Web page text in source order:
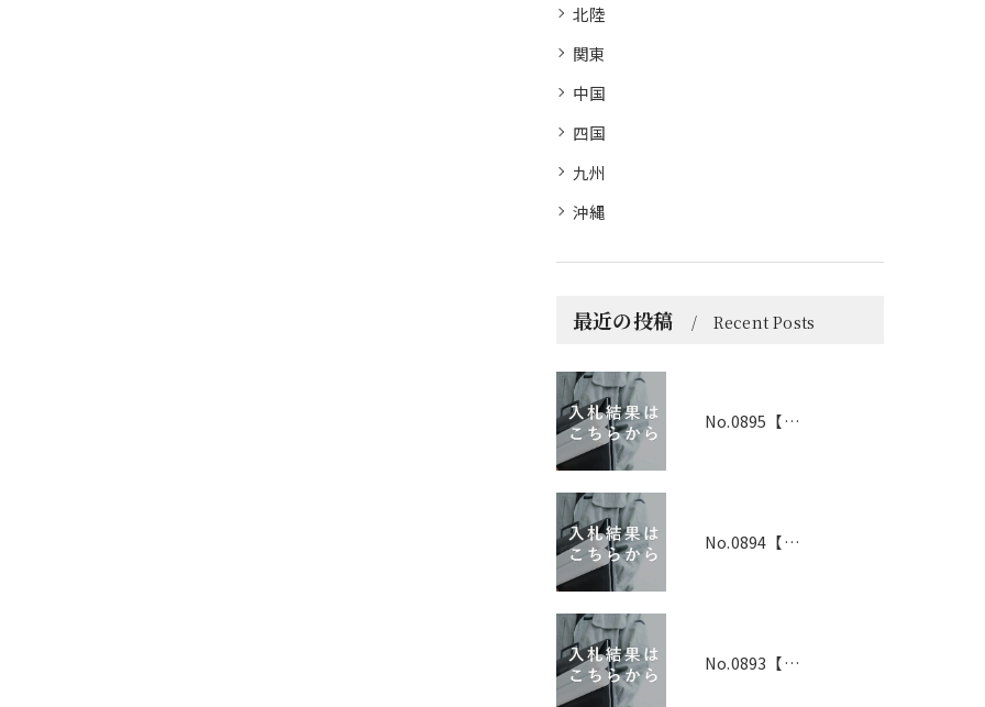
北陸
関東
中国
四国
九州
沖縄
最近の投稿 Recent Posts
No.0895【京都】2026年6月1日 入札結果
No.0894【兵庫】2026年3月19日 入札結果
No.0893【兵庫】2026年3月25日 入札結果